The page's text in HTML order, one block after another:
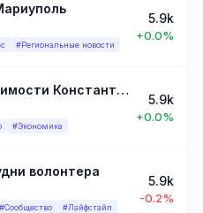
#Региональные новости
5.9k
+0.0%
Эксперт недвижимости Константин Барсуков
#Экономика
5.9k
+0.0%
волонтера
#Сообщество #Лайфстайл
5.9k
-0.2%